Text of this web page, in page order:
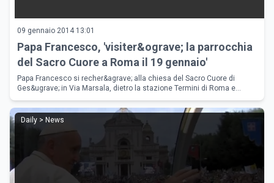
09 gennaio 2014 13:01
Papa Francesco, 'visiter&ograve; la parrocchia
del Sacro Cuore a Roma il 19 gennaio'
Papa Francesco si recher&agrave; alla chiesa del Sacro Cuore di
Ges&ugrave; in Via Marsala, dietro la stazione Termini di Roma e
Daily > News